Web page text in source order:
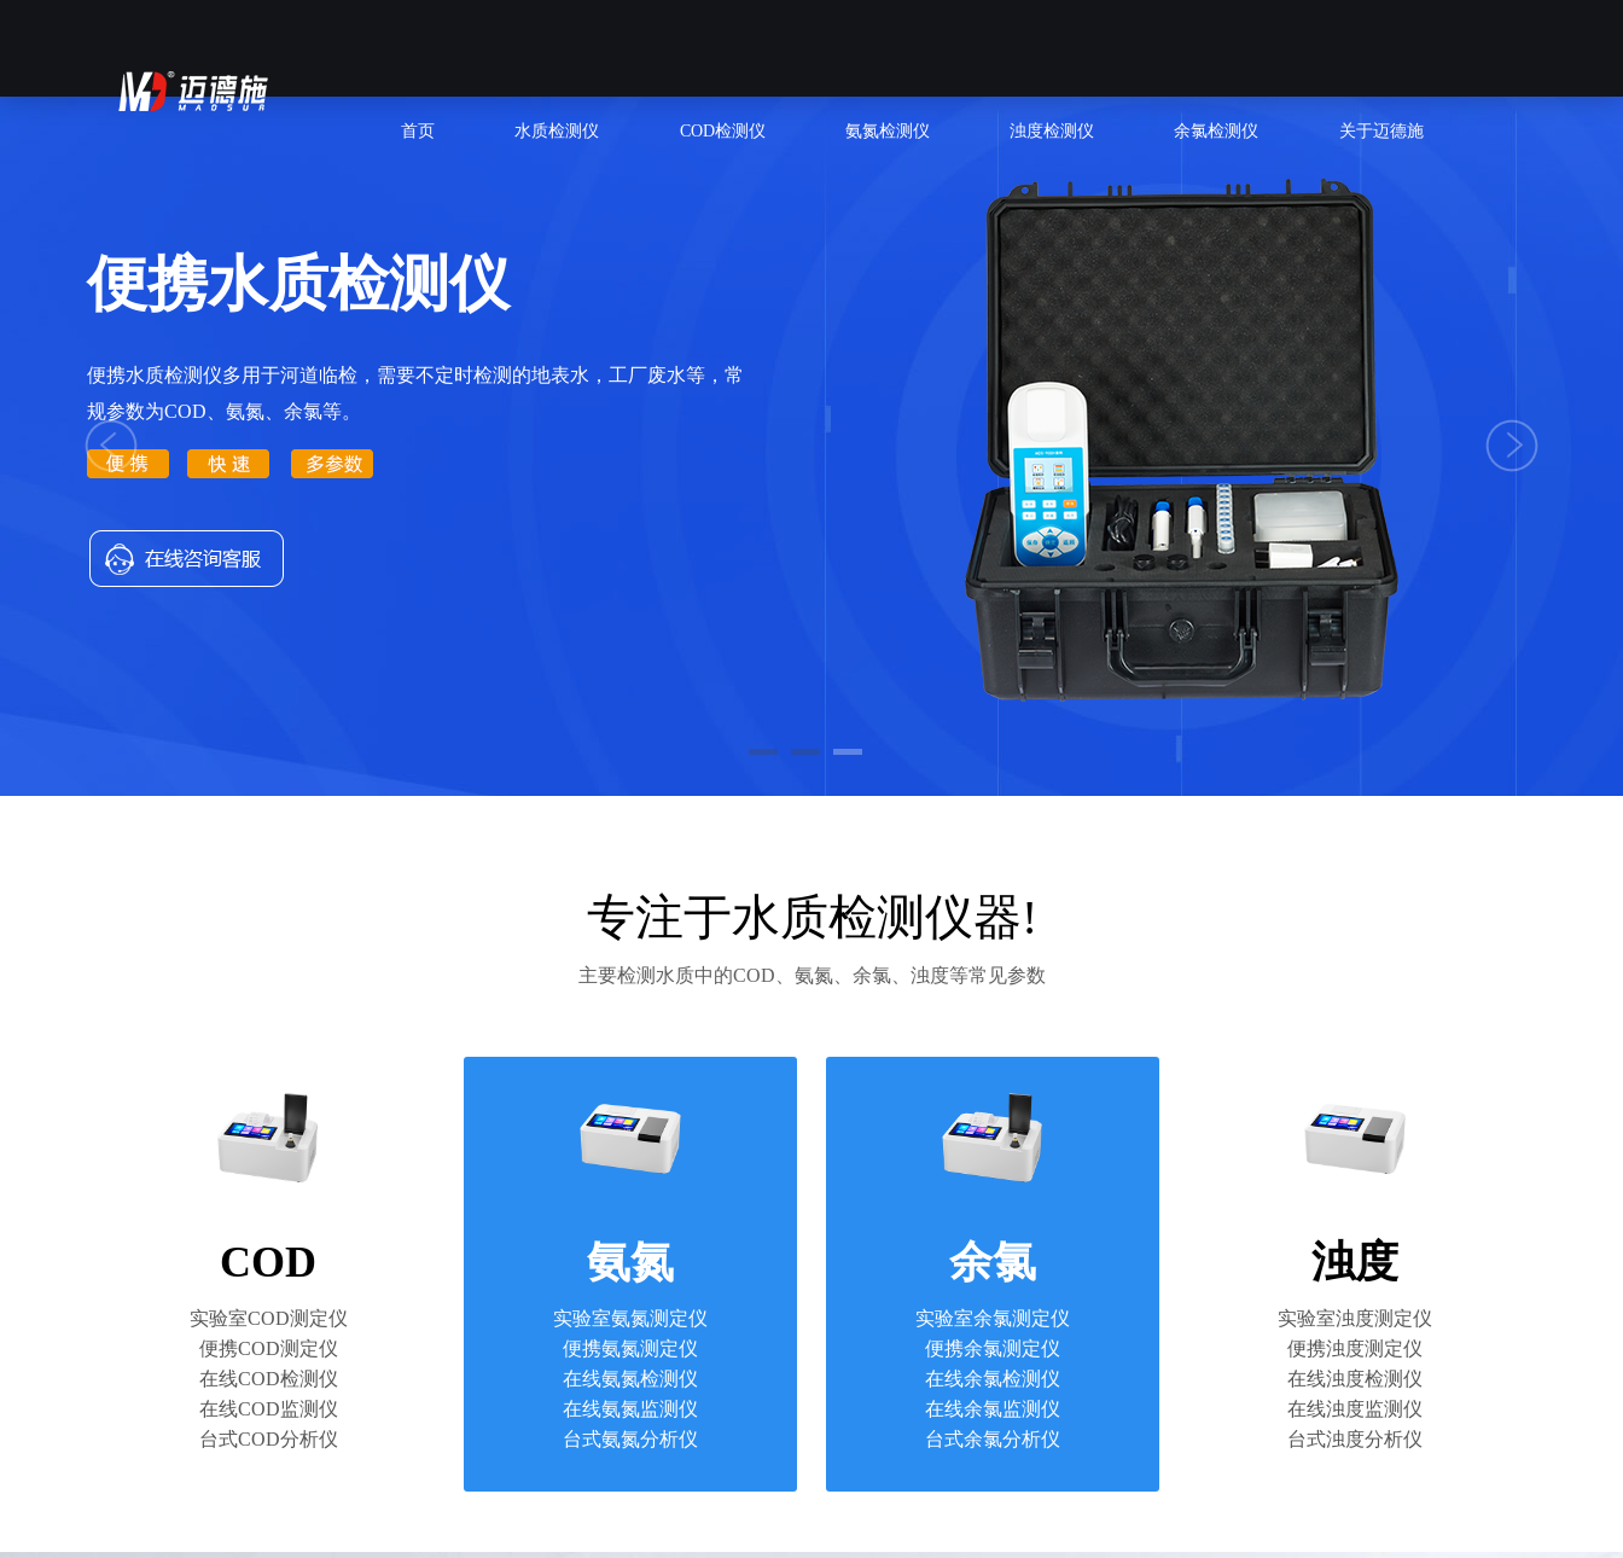
首页 水质检测仪 COD检测仪 氨氮检测仪 浊度检测仪 余氯检测仪 关于迈德施
便携水质检测仪
便携水质检测仪多用于河道临检，需要不定时检测的地表水，工厂废水等，常
规参数为COD、氨氮、余氯等。
专注于水质检测仪器!
主要检测水质中的COD、氨氮、余氯、浊度等常见参数
COD
实验室COD测定仪
便携COD测定仪
在线COD检测仪
在线COD监测仪
台式COD分析仪
氨氮
实验室氨氮测定仪
便携氨氮测定仪
在线氨氮检测仪
在线氨氮监测仪
台式氨氮分析仪
余氯
实验室余氯测定仪
便携余氯测定仪
在线余氯检测仪
在线余氯监测仪
台式余氯分析仪
浊度
实验室浊度测定仪
便携浊度测定仪
在线浊度检测仪
在线浊度监测仪
台式浊度分析仪